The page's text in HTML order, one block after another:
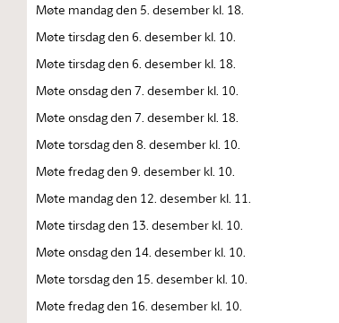
Møte mandag den 5. desember kl. 18.
Møte tirsdag den 6. desember kl. 10.
Møte tirsdag den 6. desember kl. 18.
Møte onsdag den 7. desember kl. 10.
Møte onsdag den 7. desember kl. 18.
Møte torsdag den 8. desember kl. 10.
Møte fredag den 9. desember kl. 10.
Møte mandag den 12. desember kl. 11.
Møte tirsdag den 13. desember kl. 10.
Møte onsdag den 14. desember kl. 10.
Møte torsdag den 15. desember kl. 10.
Møte fredag den 16. desember kl. 10.